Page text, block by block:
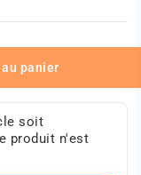
panier
soit
produit n'est